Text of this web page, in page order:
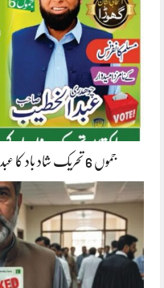
جموں 6 تحریک شاد باد کا عبدالخطیب چودھری کی حمایت کا اعلان